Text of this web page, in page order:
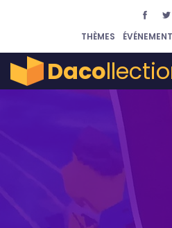
THÈMES
Daco